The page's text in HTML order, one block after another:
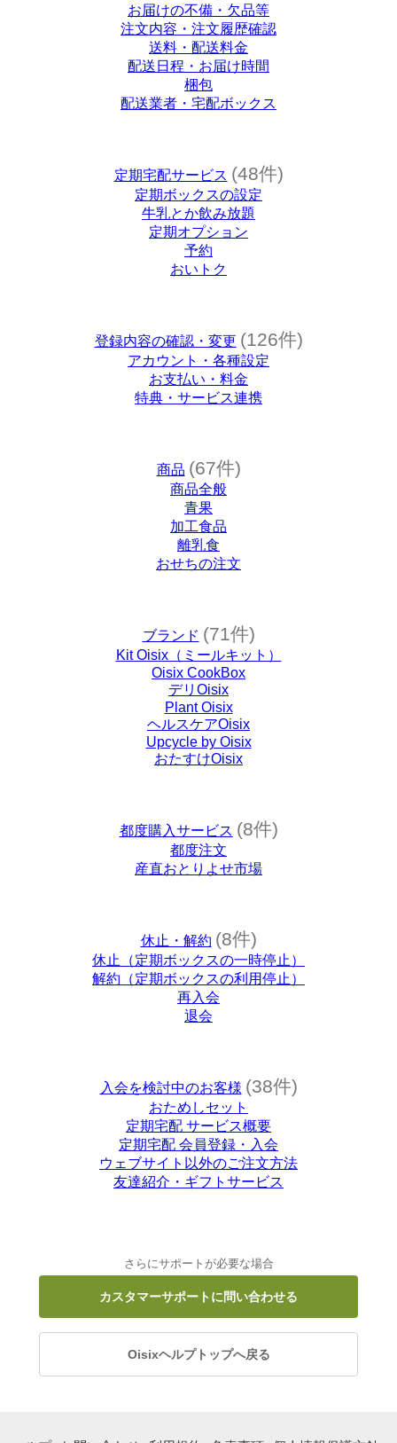
お届けの不備・欠品等
注文内容・注文履歴確認
送料・配送料金
配送日程・お届け時間
梱包
配送業者・宅配ボックス
定期宅配サービス (48件)
定期ボックスの設定
牛乳とか飲み放題
定期オプション
予約
おいトク
登録内容の確認・変更 (126件)
アカウント・各種設定
お支払い・料金
特典・サービス連携
商品 (67件)
商品全般
青果
加工食品
離乳食
おせちの注文
ブランド (71件)
Kit Oisix（ミールキット）
Oisix CookBox
デリOisix
Plant Oisix
ヘルスケアOisix
Upcycle by Oisix
おたすけOisix
都度購入サービス (8件)
都度注文
産直おとりよせ市場
休止・解約 (8件)
休止（定期ボックスの一時停止）
解約（定期ボックスの利用停止）
再入会
退会
入会を検討中のお客様 (38件)
おためしセット
定期宅配 サービス概要
定期宅配 会員登録・入会
ウェブサイト以外のご注文方法
友達紹介・ギフトサービス